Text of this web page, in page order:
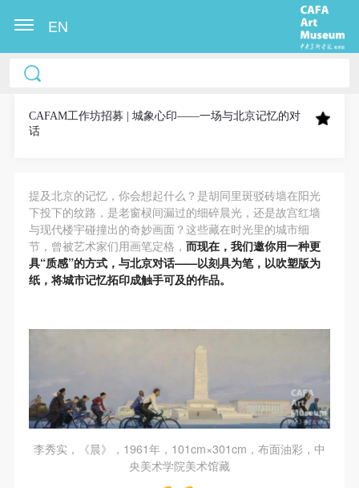
EN
CAFAM工作坊招募 | 城象心印——一场与北京记忆的对
话
提及北京的记忆，你会想起什么？是胡同里斑驳砖墙在阳光
下投下的纹路，是老窗棂间漏过的细碎晨光，还是故宫红墙
与现代楼宇碰撞出的奇妙画面？这些藏在时光里的城市细
节，曾被艺术家们用画笔定格， 而现在，我们邀你用一种更
具“质感”的方式，与北京对话——以刻具为笔，以吹塑版为
纸，将城市记忆拓印成触手可及的作品。
李秀实，《晨》，1961年，101cm×301cm，布面油彩，中
央美术学院美术馆藏
中央美术学院美术馆出版授权协议书
称“CAFAM”），愿意将本人参与中央美术学院美术馆
公共教育部组织的公益性活动（包括美术馆会员活
作发表、出版。中央美术学院可以以电子、网络及其
它数字媒体形式公开出版，并同意编入《中国知识资
源总库》《中央美术学院资料库》《中央美术学院美
术馆资料库》等相关资料、文献、档案机构和平台，
中央美术学院美术馆活动安全免责协议书
本次活动公平公正、自愿参加与退出、风险与责任自
负的原则。但活动有风险，参加者应有必要的风险意
识。
第二条
参加本次活动者必须遵守中华人民共和国的相关法
中央美术学院美术馆出版授权协议书
称“CAFAM”），愿意将本人参与中央美术学院美术馆
公共教育部组织的公益性活动（包括美术馆会员活
作发表、出版。中央美术学院可以以电子、网络及其
它数字媒体形式公开出版，并同意编入《中国知识资
源总库》《中央美术学院资料库》《中央美术学院美
术馆资料库》等相关资料、文献、档案机构和平台，
中央美术学院美术馆活动安全免责协议书
本次活动公平公正、自愿参加与退出、风险与责任自
负的原则。但活动有风险，参加者应有必要的风险意
识。
第二条
参加本次活动者必须遵守中华人民共和国的相关法
中央美术学院美术馆出版授权协议书
称“CAFAM”），愿意将本人参与中央美术学院美术馆
公共教育部组织的公益性活动（包括美术馆会员活
作发表、出版。中央美术学院可以以电子、网络及其
它数字媒体形式公开出版，并同意编入《中国知识资
源总库》《中央美术学院资料库》《中央美术学院美
术馆资料库》等相关资料、文献、档案机构和平台，
中央美术学院美术馆活动安全免责协议书
本次活动公平公正、自愿参加与退出、风险与责任自
负的原则。但活动有风险，参加者应有必要的风险意
识。
第二条
参加本次活动者必须遵守中华人民共和国的相关法